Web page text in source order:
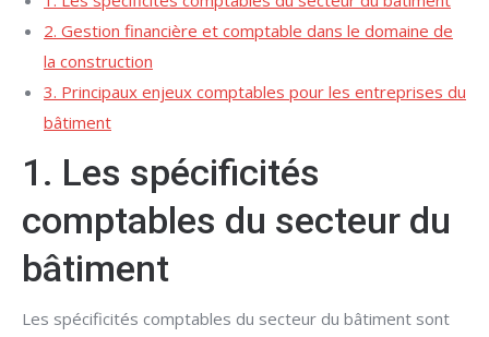
2. Gestion financière et comptable dans le domaine de
la construction
3. Principaux enjeux comptables pour les entreprises du
bâtiment
1. Les spécificités
comptables du secteur du
bâtiment
Les spécificités comptables du secteur du bâtiment sont